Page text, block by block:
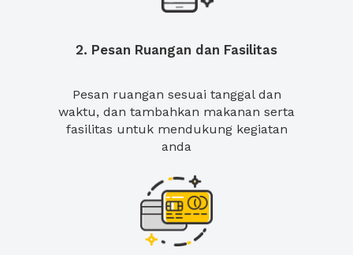
2. Pesan Ruangan dan Fasilitas
Pesan ruangan sesuai tanggal dan
waktu, dan tambahkan makanan serta
fasilitas untuk mendukung kegiatan
anda